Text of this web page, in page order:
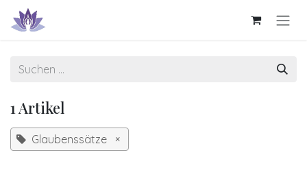
Zum Inhalt springen
1 Artikel
Glaubenssätze ×